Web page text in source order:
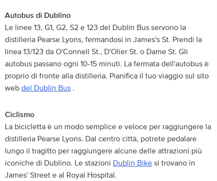
Autobus di Dublino
Le linee 13, G1, G2, S2 e 123 del Dublin Bus servono la
distilleria Pearse Lyons, fermandosi in James's St. Prendi la
linea 13/123 da O'Connell St., D'Olier St. o Dame St. Gli
autobus passano ogni 10-15 minuti. La fermata dell'autobus è
proprio di fronte alla distilleria. Pianifica il tuo viaggio sul sito
web del Dublin Bus .
Ciclismo
La bicicletta è un modo semplice e veloce per raggiungere la
distilleria Pearse Lyons. Dal centro città, potrete pedalare
lungo il tragitto per raggiungere alcune delle attrazioni più
iconiche di Dublino. Le stazioni Dublin Bike si trovano in
James' Street e al Royal Hospital.